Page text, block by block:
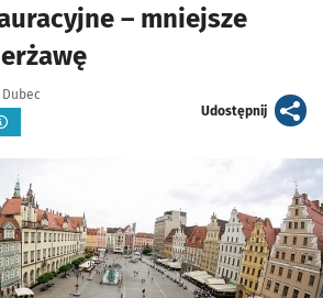
– mniejsze
Udostępnijartykuł